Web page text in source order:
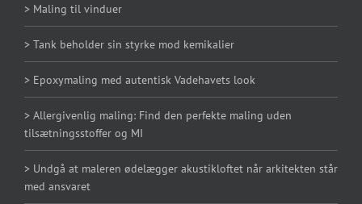
> Maling til vinduer
> Tank beholder sin styrke mod kemikalier
> Epoxymaling med autentisk Vadehavets look
> Allergivenlig maling: Find den perfekte maling uden
tilsætningsstoffer og MI
> Undgå at maleren ødelægger akustikloftet når arkitekten står
med ansvaret